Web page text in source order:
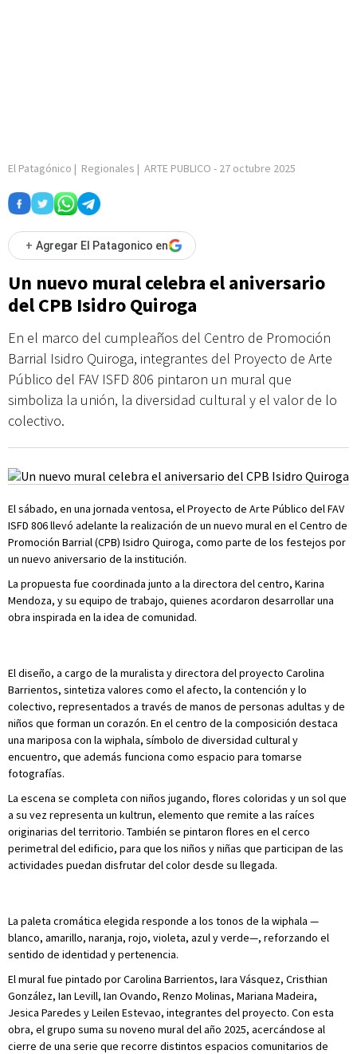
El Patagónico | Regionales | ARTE PUBLICO - 27 octubre 2025
+ Agregar El Patagonico en
Un nuevo mural celebra el aniversario
del CPB Isidro Quiroga
En el marco del cumpleaños del Centro de Promoción
Barrial Isidro Quiroga, integrantes del Proyecto de Arte
Público del FAV ISFD 806 pintaron un mural que
simboliza la unión, la diversidad cultural y el valor de lo
colectivo.
El sábado, en una jornada ventosa, el Proyecto de Arte Público del FAV
ISFD 806 llevó adelante la realización de un nuevo mural en el Centro de
Promoción Barrial (CPB) Isidro Quiroga, como parte de los festejos por
un nuevo aniversario de la institución.
La propuesta fue coordinada junto a la directora del centro, Karina
Mendoza, y su equipo de trabajo, quienes acordaron desarrollar una
obra inspirada en la idea de comunidad.
El diseño, a cargo de la muralista y directora del proyecto Carolina
Barrientos, sintetiza valores como el afecto, la contención y lo
colectivo, representados a través de manos de personas adultas y de
niños que forman un corazón. En el centro de la composición destaca
una mariposa con la wiphala, símbolo de diversidad cultural y
encuentro, que además funciona como espacio para tomarse
fotografías.
La escena se completa con niños jugando, flores coloridas y un sol que
a su vez representa un kultrun, elemento que remite a las raíces
originarias del territorio. También se pintaron flores en el cerco
perimetral del edificio, para que los niños y niñas que participan de las
actividades puedan disfrutar del color desde su llegada.
La paleta cromática elegida responde a los tonos de la wiphala —
blanco, amarillo, naranja, rojo, violeta, azul y verde—, reforzando el
sentido de identidad y pertenencia.
El mural fue pintado por Carolina Barrientos, Iara Vásquez, Cristhian
González, Ian Levill, Ian Ovando, Renzo Molinas, Mariana Madeira,
Jesica Paredes y Leilen Estevao, integrantes del proyecto. Con esta
obra, el grupo suma su noveno mural del año 2025, acercándose al
cierre de una serie que recorre distintos espacios comunitarios de